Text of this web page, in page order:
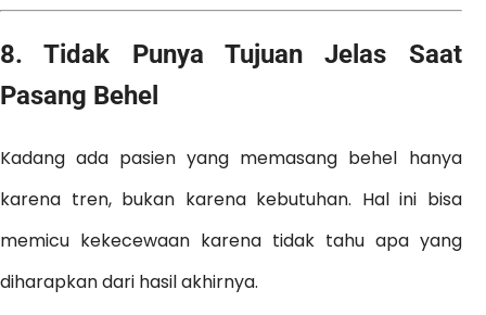
8.Tidak Punya Tujuan Jelas Saat
Pasang Behel
Kadang ada pasien yang memasang behel hanya
karena tren, bukan karena kebutuhan. Hal ini bisa
memicu kekecewaan karena tidak tahu apa yang
diharapkan dari hasil akhirnya.